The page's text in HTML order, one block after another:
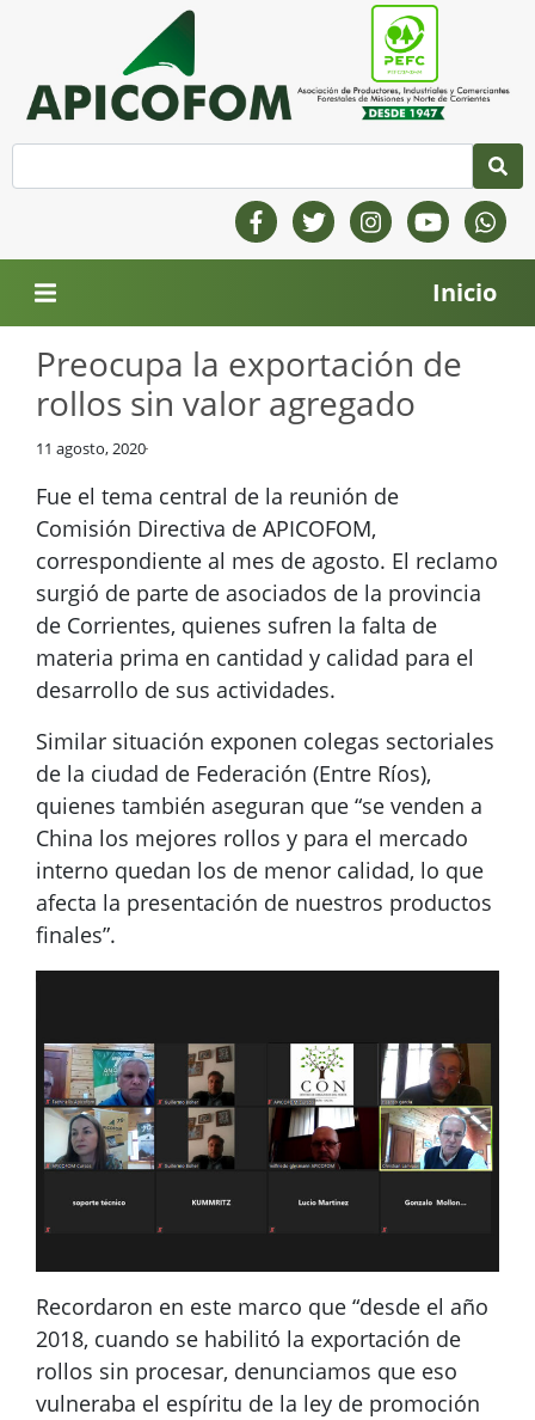
Inicio
Preocupa la exportación de
rollos sin valor agregado
11 agosto, 2020
Fue el tema central de la reunión de
Comisión Directiva de APICOFOM,
correspondiente al mes de agosto. El reclamo
surgió de parte de asociados de la provincia
de Corrientes, quienes sufren la falta de
materia prima en cantidad y calidad para el
desarrollo de sus actividades.
Similar situación exponen colegas sectoriales
de la ciudad de Federación (Entre Ríos),
quienes también aseguran que “se venden a
China los mejores rollos y para el mercado
interno quedan los de menor calidad, lo que
afecta la presentación de nuestros productos
finales”.
Recordaron en este marco que “desde el año
2018, cuando se habilitó la exportación de
rollos sin procesar, denunciamos que eso
vulneraba el espíritu de la ley de promoción